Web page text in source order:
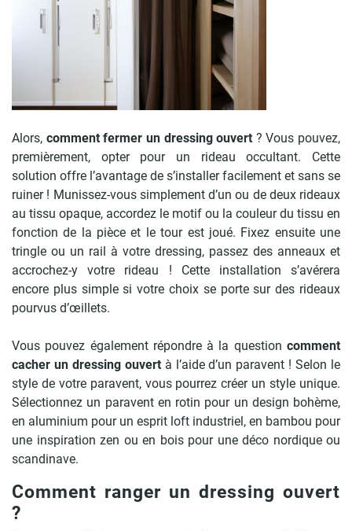
Alors, comment fermer un dressing ouvert ? Vous pouvez,
premièrement, opter pour un rideau occultant. Cette
solution offre l’avantage de s’installer facilement et sans se
ruiner ! Munissez-vous simplement d’un ou de deux rideaux
au tissu opaque, accordez le motif ou la couleur du tissu en
fonction de la pièce et le tour est joué. Fixez ensuite une
tringle ou un rail à votre dressing, passez des anneaux et
accrochez-y votre rideau ! Cette installation s’avérera
encore plus simple si votre choix se porte sur des rideaux
pourvus d’œillets.
Vous pouvez également répondre à la question comment
cacher un dressing ouvertà l’aide d’un paravent ! Selon le
style de votre paravent, vous pourrez créer un style unique.
Sélectionnez un paravent en rotin pour un design bohème,
en aluminium pour un esprit loft industriel, en bambou pour
une inspiration zen ou en bois pour une déco nordique ou
scandinave.
Comment ranger un dressing ouvert
?